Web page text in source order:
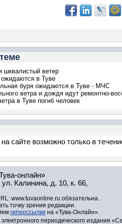
шквалистый ветер
в Туве
буря ожидаются в Туве - МЧС
ветра и дождя идут ремонтно-
в Туве погиб человек
сайте возможно только в
онлайн»
Калинина, д. 10, к. 66,
www.tuvaonline.ru обязательна.
точку зрения редакции.
гиперссылки на «Тува-Онлайн».
периодического издания